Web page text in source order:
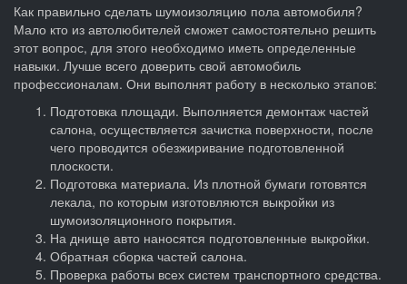
Как правильно сделать шумоизоляцию пола автомобиля?
Мало кто из автолюбителей сможет самостоятельно решить
этот вопрос, для этого необходимо иметь определенные
навыки. Лучше всего доверить свой автомобиль
профессионалам. Они выполнят работу в несколько этапов:
Подготовка площади. Выполняется демонтаж частей
салона, осуществляется зачистка поверхности, после
чего проводится обезжиривание подготовленной
плоскости.
Подготовка материала. Из плотной бумаги готовятся
лекала, по которым изготовляются выкройки из
шумоизоляционного покрытия.
На днище авто наносятся подготовленные выкройки.
Обратная сборка частей салона.
Проверка работы всех систем транспортного средства.